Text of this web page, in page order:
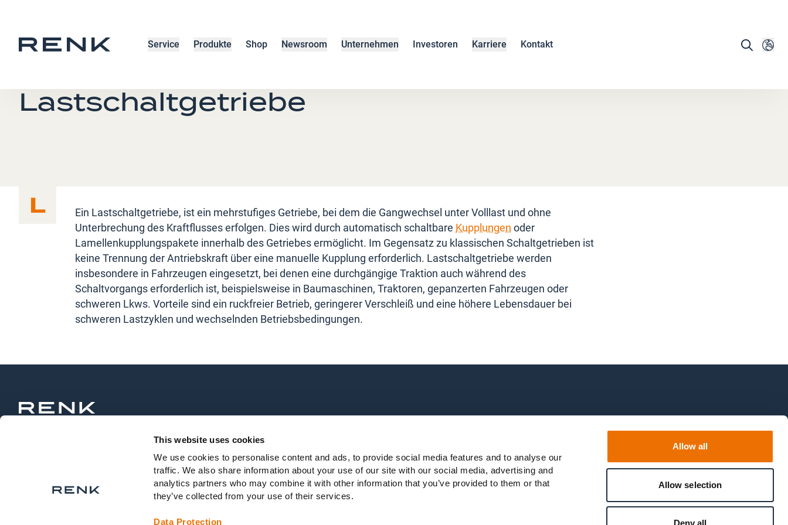
This website uses cookies
We use cookies to personalise content and ads, to provide social media features and to analyse our
traffic. We also share information about your use of our site with our social media, advertising and
analytics partners who may combine it with other information that you’ve provided to them or that
they’ve collected from your use of their services.
Data Protection
Allow all
Allow selection
Deny all
Service Produkte Shop Newsroom Unternehmen Investoren Karriere
Kontakt
Lastschaltgetriebe
L
Ein Lastschaltgetriebe, ist ein mehrstufiges Getriebe, bei dem die Gangwechsel unter Volllast und ohne
Unterbrechung des Kraftflusses erfolgen. Dies wird durch automatisch schaltbare Kupplungen oder
Lamellenkupplungspakete innerhalb des Getriebes ermöglicht. Im Gegensatz zu klassischen Schaltgetrieben ist
keine Trennung der Antriebskraft über eine manuelle Kupplung erforderlich. Lastschaltgetriebe werden
insbesondere in Fahrzeugen eingesetzt, bei denen eine durchgängige Traktion auch während des
Schaltvorgangs erforderlich ist, beispielsweise in Baumaschinen, Traktoren, gepanzerten Fahrzeugen oder
schweren Lkws. Vorteile sind ein ruckfreier Betrieb, geringerer Verschleiß und eine höhere Lebensdauer bei
schweren Lastzyklen und wechselnden Betriebsbedingungen.
© 2026 RENK Group AG. All rights reserved./Kontakt/Karriere